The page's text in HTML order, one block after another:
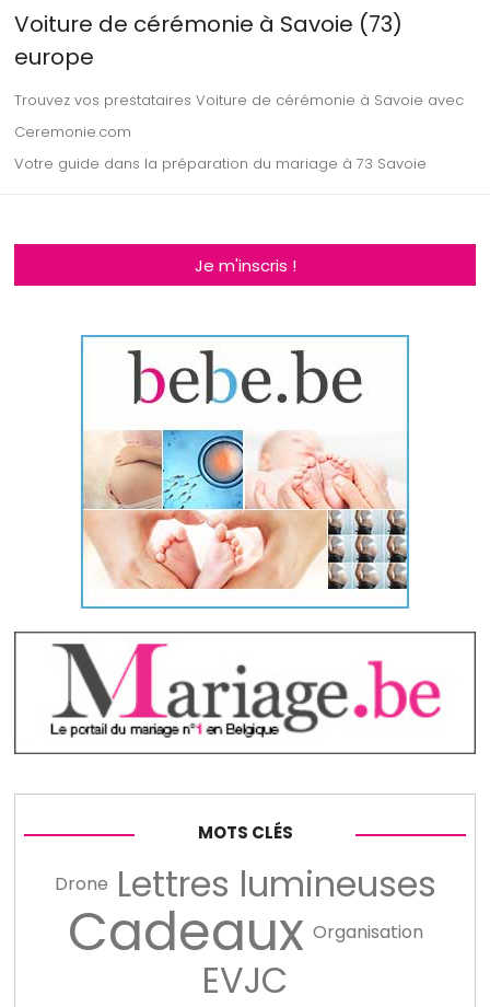
Voiture de cérémonie à Savoie (73)
europe
Trouvez vos prestataires Voiture de cérémonie à Savoie avec
Ceremonie.com
Votre guide dans la préparation du mariage à 73 Savoie
Je m'inscris !
MOTS CLÉS
Drone Lettres lumineuses
Cadeaux Organisation
EVJC